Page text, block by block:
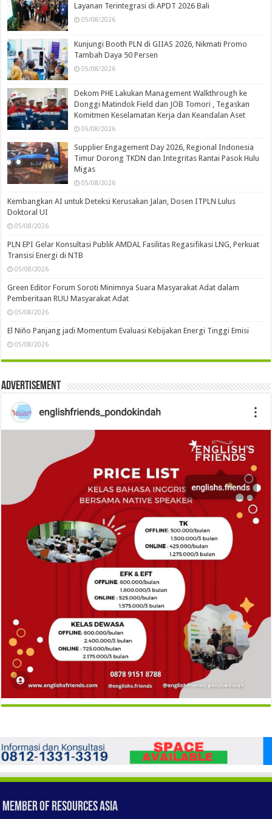
Layanan Terintegrasi di APDT 2026 Bali
05/08/2026
Kunjungi Booth PLN di GIIAS 2026, Nikmati Promo
Tambah Daya 50 Persen
05/08/2026
Dekom PHE Lakukan Management Walkthrough ke
Donggi Matindok Field dan JOB Tomori , Tegaskan
Komitmen Keselamatan Kerja dan Keandalan Aset
05/08/2026
Supplier Engagement Day 2026, Regional Indonesia
Timur Dorong TKDN dan Integritas Rantai Pasok Hulu
Migas
05/08/2026
Kembangkan AI untuk Deteksi Kerusakan Jalan, Dosen ITPLN Lulus
Doktoral UI
05/08/2026
PLN EPI Gelar Konsultasi Publik AMDAL Fasilitas Regasifikasi LNG, Perkuat
Transisi Energi di NTB
05/08/2026
Green Editor Forum Soroti Minimnya Suara Masyarakat Adat dalam
Pemberitaan RUU Masyarakat Adat
05/08/2026
El Niño Panjang jadi Momentum Evaluasi Kebijakan Energi Tinggi Emisi
05/08/2026
Advertisement
Member of Resources Asia